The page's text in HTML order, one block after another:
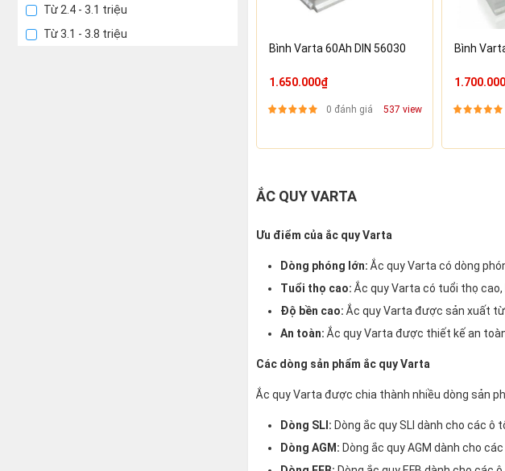
Bình Varta 60Ah DIN 56030
1.650.000₫
0 đánh giá 537 view
Bình
ẮC QUY VARTA
Ưu điểm của ắc quy Varta
Dòng phóng lớn: Ắc quy Varta có dòng
Tuổi thọ cao: Ắc quy Varta có tuổi thọ
Độ bền cao: Ắc quy Varta được sản xuất
An toàn: Ắc quy Varta được thiết kế an
Các dòng sản phẩm ắc quy Varta
Ắc quy Varta được chia thành nhiều dòng sản
Dòng SLI: Dòng ắc quy SLI dành cho các
Dòng AGM: Dòng ắc quy AGM dành cho
Từ 2.4 - 3.1 triệu
Từ 3.1 - 3.8 triệu